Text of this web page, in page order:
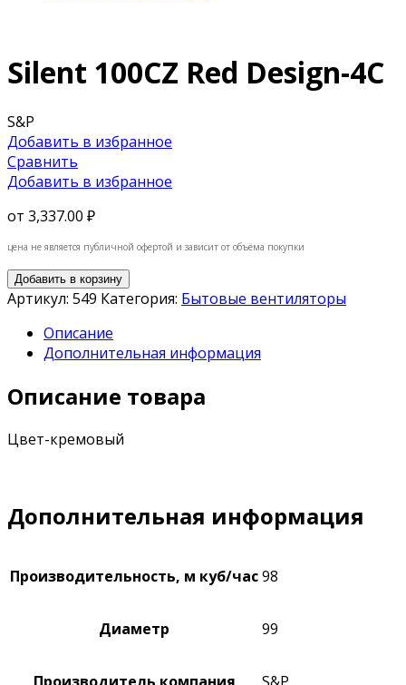
Silent 100CZ Red Design-4C
S&P
Добавить в избранное
Сравнить
Добавить в избранное
от 3,337.00 ₽
цена не является публичной офертой и зависит от объёма покупки
Добавить в корзину
Артикул: 549 Категория: Бытовые вентиляторы
Описание
Дополнительная информация
Описание товара
Цвет-кремовый
Дополнительная информация
Производительность, м куб/час98
Диаметр 99